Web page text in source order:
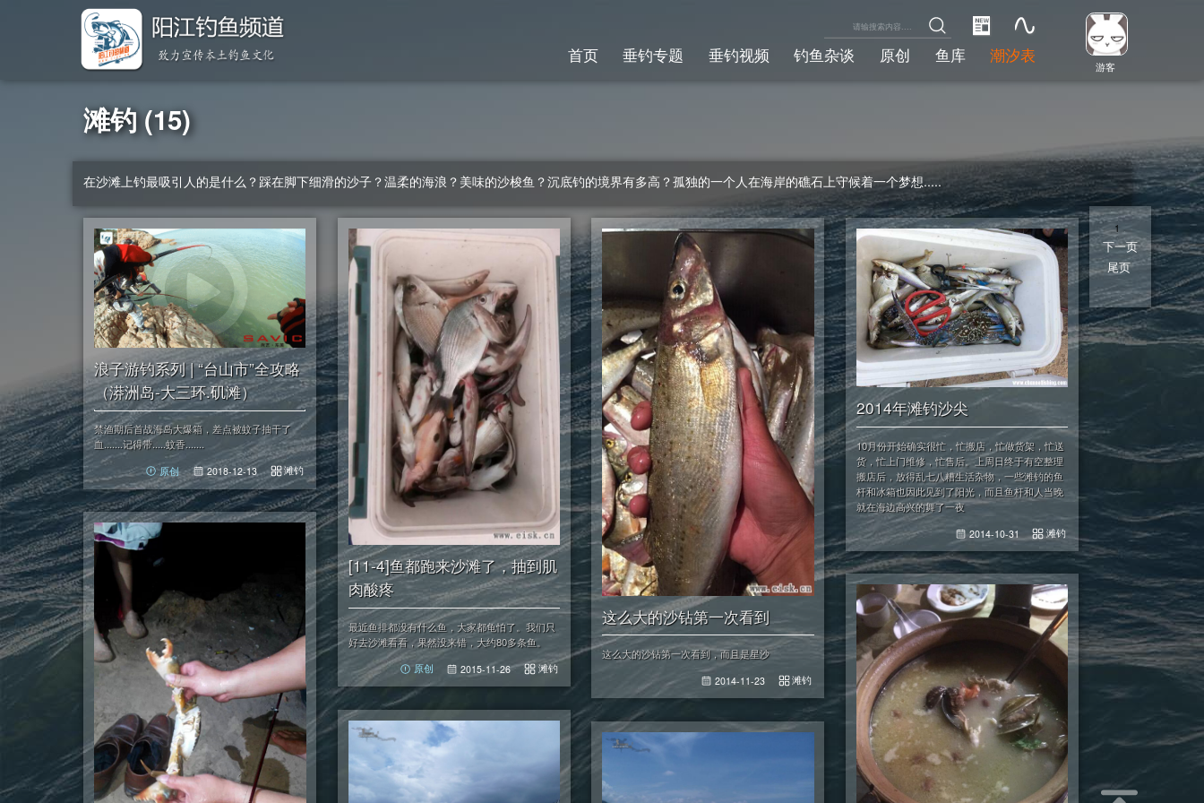
游客
首页 垂钓专题 垂钓视频 钓鱼杂谈 原创 鱼库 潮汐表
滩钓 (15)
在沙滩上钓最吸引人的是什么？踩在脚下细滑的沙子？温柔的海浪？美味的沙梭鱼？沉底钓的境界有多高？孤独的一个人在海岸的礁石上守候着一个梦想.....
浪子游钓系列 | “台山市”全攻略
（漭洲岛-大三环.矶滩）
禁渔期后首战海岛大爆箱，差点被蚊子抽干了
血.......记得带.....蚊香.......
原创 2018-12-13 滩钓
[11-4]鱼都跑来沙滩了，抽到肌
肉酸疼
最近鱼排都没有什么鱼，大家都龟怕了。我们只
好去沙滩看看，果然没来错，大约80多条鱼。
原创 2015-11-26 滩钓
这么大的沙钻第一次看到
这么大的沙钻第一次看到，而且是星沙
2014-11-23 滩钓
2014年滩钓沙尖
10月份开始确实很忙，忙搬店，忙做货架，忙送
货，忙上门维修，忙售后。上周日终于有空整理
搬店后，放得乱七八糟生活杂物，一些滩钓的鱼
杆和冰箱也因此见到了阳光，而且鱼杆和人当晚
就在海边高兴的舞了一夜
2014-10-31 滩钓
1
下一页
尾页